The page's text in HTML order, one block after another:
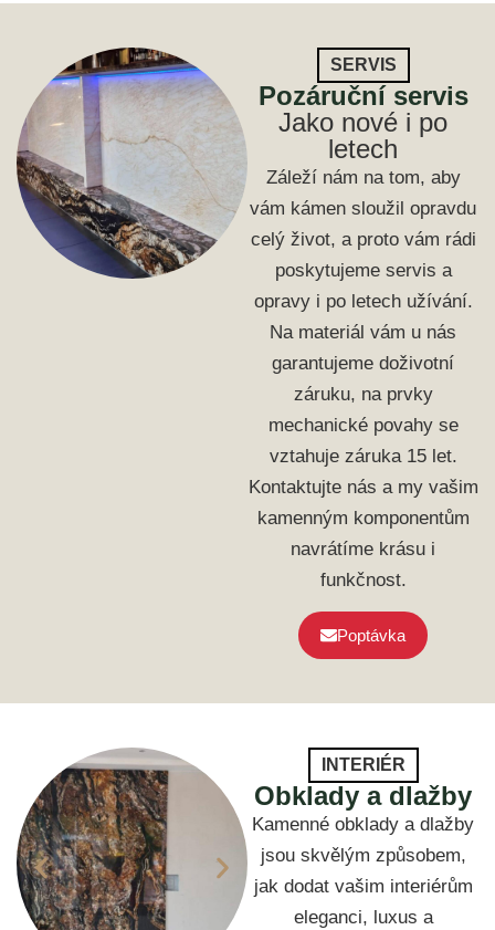
SERVIS
Pozáruční servis
Jako nové i po
letech
Záleží nám na tom, aby
vám kámen sloužil opravdu
celý život, a proto vám rádi
poskytujeme servis a
opravy i po letech užívání.
Na materiál vám u nás
garantujeme doživotní
záruku, na prvky
mechanické povahy se
vztahuje záruka 15 let.
Kontaktujte nás a my vašim
kamenným komponentům
navrátíme krásu i
funkčnost.
Poptávka
INTERIÉR
Obklady a dlažby
Kamenné obklady a dlažby
jsou skvělým způsobem,
jak dodat vašim interiérům
eleganci, luxus a